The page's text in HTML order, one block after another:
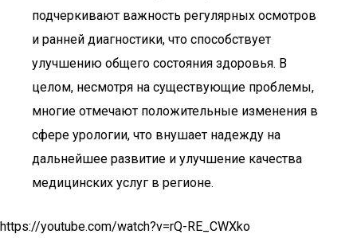
подчеркивают важность регулярных осмотров
и ранней диагностики, что способствует
улучшению общего состояния здоровья. В
целом, несмотря на существующие проблемы,
многие отмечают положительные изменения в
сфере урологии, что внушает надежду на
дальнейшее развитие и улучшение качества
медицинских услуг в регионе.
https://youtube.com/watch?v=rQ-RE_CWXko